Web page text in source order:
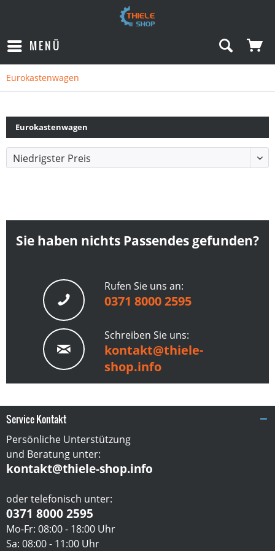
MENÜ
Eurokastenwagen
Eurokastenwagen
Sie haben nichts Passendes gefunden?
Rufen Sie uns an:
0371 8000 2595
Schreiben Sie uns:
kontakt@thiele-
shop.info
Service Kontakt
Persönliche Unterstützung
und Beratung unter:
kontakt@thiele-shop.info
oder telefonisch unter:
0371 8000 2595
Mo-Fr: 08:00 - 18:00 Uhr
Sa: 08:00 - 11:00 Uhr